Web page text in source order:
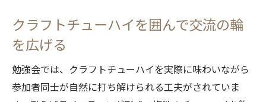
クラフトチューハイを囲んで交流の輪
を広げる
勉強会では、クラフトチューハイを実際に味わいながら
参加者同士が自然に打ち解けられる工夫がされていま